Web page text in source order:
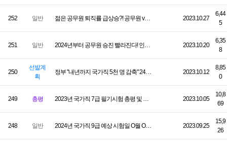
252 일반 젊은 공무원 퇴직률 급상승?! 공무원 vs 사기업 전격 비교! 2023.10.27
6,44
5
251 일반 2024년부터 공무원 승진 빨라진다! 인사혁신처, 승진소요최저연수 대폭 단축 2023.10.20
6,35
8
250
선발계
획
정부 "내년까지 국가직 5천 명 감축" 24년 9급 선발/경쟁률 영향은? 2023.10.12
8,85
0
249 총평 2023년 국가직 7급 필기시험 총평 및 예상합격선 분석 2023.10.05
10,8
69
248 일반 2024년 국가직 9급 예상 시험일 O월 O일 & 예상 선발인원! 2023.09.25
15,9
26